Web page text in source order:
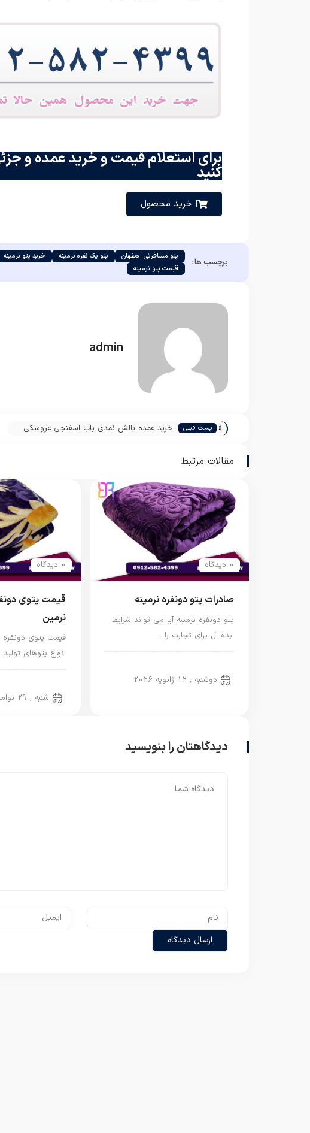
برای استعلام قیمت و خرید عمده و
کنید
| خرید محصول
برچسب ها : پتو مسافرتی اصفهان پتو یک نفره نرمینه خرید پتو نرمینه
قیمت پتو نرمینه
admin
« پست قبلی
خرید عمده بالش نمدی باب اسفنجی عروسکی
مقالات مرتبط
0 دیدگاه
صادرات پتو دونفره نرمینه
پتو دونفره نرمینه آیا می تواند شرایط
ایده آل برای تجارت را…
دوشنبه , 12 ژانویه 2026
0 دیدگاه
قیمت پتوی
نرمین
قیمت پتوی دونفره
انواع پتوهای
شنبه , 29 نوامبر 2025
دیدگاهتان را بنویسید